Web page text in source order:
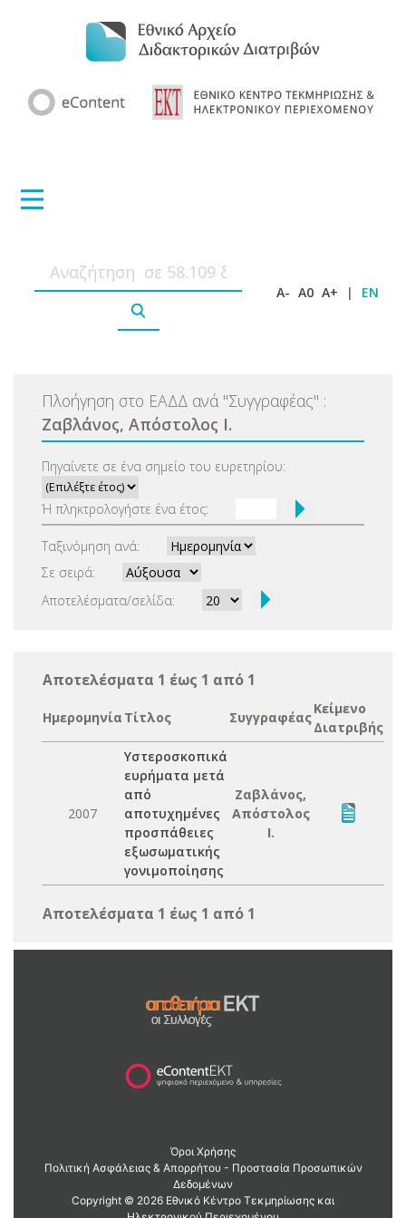
A- A0 A+ | EN
Πλοήγηση στο ΕΑΔΔ ανά "Συγγραφέας" :
Ζαβλάνος, Απόστολος Ι.
Πηγαίνετε σε ένα σημείο του ευρετηρίου:
Ή πληκτρολογήστε ένα έτος:
Ταξινόμηση ανά:
Σε σειρά:
Αποτελέσματα/σελίδα:
Αποτελέσματα 1 έως 1 από 1
Ημερομηνία Τίτλος Συγγραφέας
Κείμενο
Διατριβής
2007
Υστεροσκοπικά
ευρήματα μετά
από
αποτυχημένες
προσπάθειες
εξωσωματικής
γονιμοποίησης
Ζαβλάνος,
Απόστολος
Ι.
Αποτελέσματα 1 έως 1 από 1